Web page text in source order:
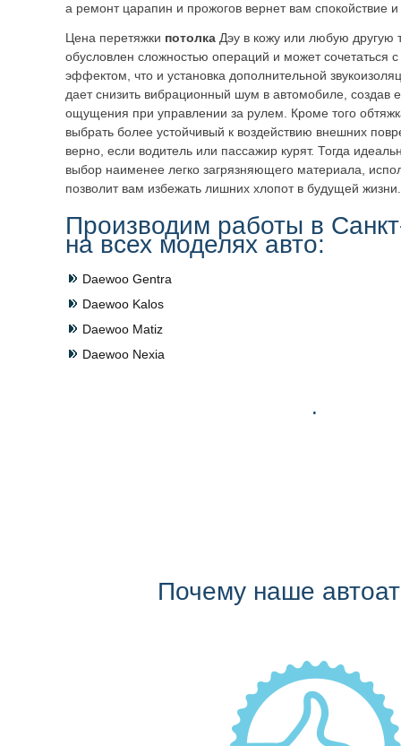
а ремонт царапин и прожогов вернет вам спокойствие и
Цена перетяжки потолка Дэу в кожу или любую другую
обусловлен сложностью операций и может сочетаться
эффектом, что и установка дополнительной
дает снизить вибрационный шум в автомобиле, создав
ощущения при управлении за рулем. Кроме того
выбрать более устойчивый к воздействию внешних
верно, если водитель или пассажир курят. Тогда
выбор наименее легко загрязняющего материала,
позволит вам избежать лишних хлопот в будущей жизни.
Производим работы в
на всех моделях авто:
Daewoo Gentra
Daewoo Kalos
Daewoo Matiz
Daewoo Nexia
.
Почему наше